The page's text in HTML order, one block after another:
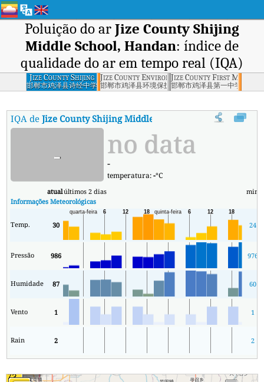
Poluição do ar Jize County Shijing
Middle School, Handan: índice de
qualidade do ar em tempo real (IQA)
Jize County Shijing
Middle School,
Handan
邯郸市鸡泽县诗经中学
Jize County Environmental Protection
邯郸市鸡泽县环境保护局
Jize County First Middle
邯郸市鸡泽县第一中学
IQA deJize County Shijing Middle School, Handan: Índice
- no data
-
temperatura:-°C
atualúltimos 2 dias min
Informações Meteorológicas
Temp. 30 24
Pressão 986 976
Humidade 87 60
Vento 1 1
Rain 2 2